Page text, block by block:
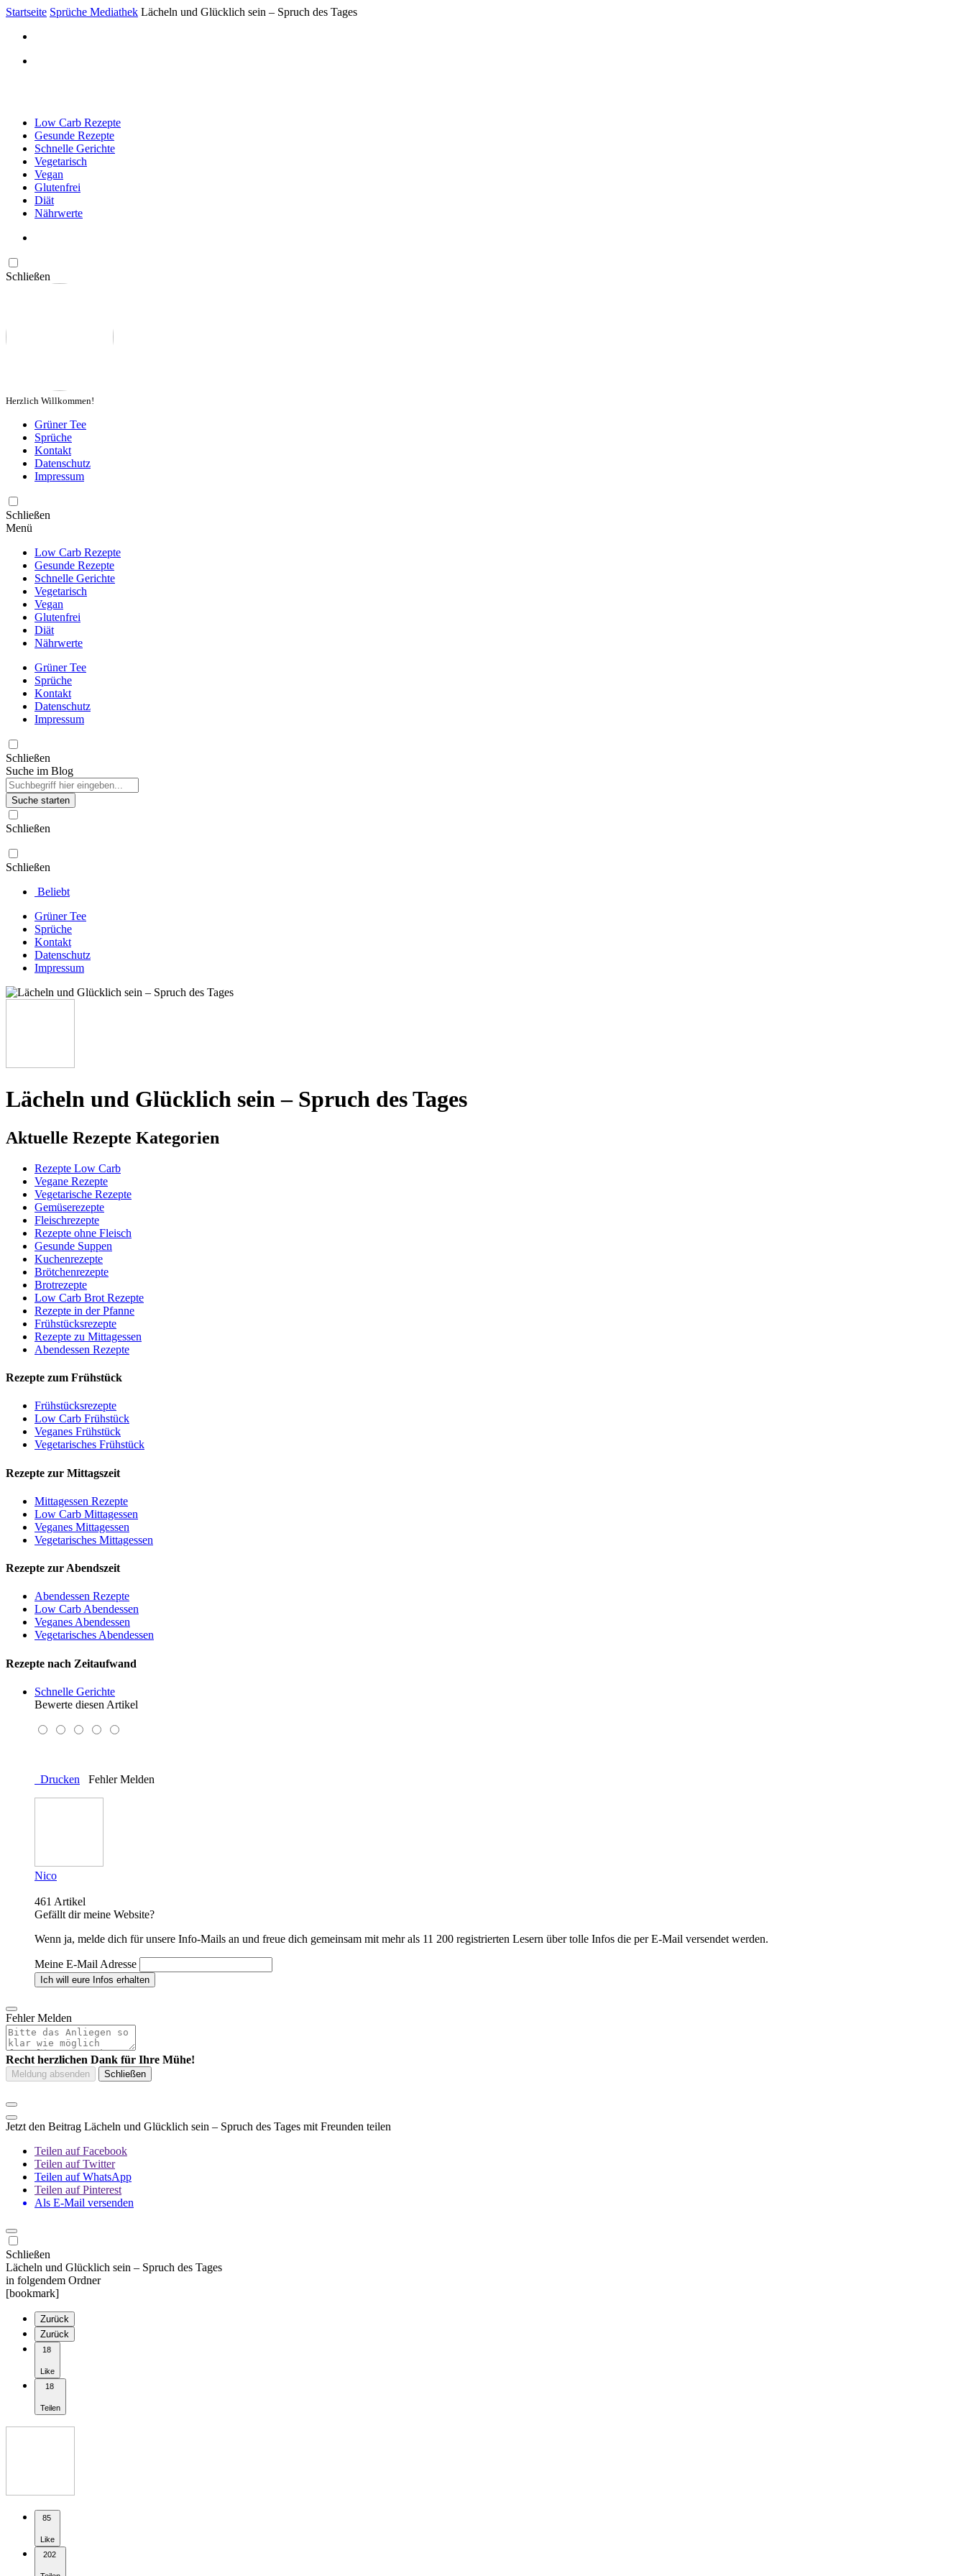
Startseite Sprüche Mediathek Lächeln und Glücklich sein – Spruch des Tages
Low Carb Rezepte
Gesunde Rezepte
Schnelle Gerichte
Vegetarisch
Vegan
Glutenfrei
Diät
Nährwerte
Schließen
Herzlich Willkommen!
Grüner Tee
Sprüche
Kontakt
Datenschutz
Impressum
Schließen
Menü
Low Carb Rezepte
Gesunde Rezepte
Schnelle Gerichte
Vegetarisch
Vegan
Glutenfrei
Diät
Nährwerte
Grüner Tee
Sprüche
Kontakt
Datenschutz
Impressum
Schließen
Suche im Blog
Suche starten
Schließen
Schließen
Beliebt
Grüner Tee
Sprüche
Kontakt
Datenschutz
Impressum
Lächeln und Glücklich sein – Spruch des Tages
Aktuelle Rezepte Kategorien
Rezepte Low Carb
Vegane Rezepte
Vegetarische Rezepte
Gemüserezepte
Fleischrezepte
Rezepte ohne Fleisch
Gesunde Suppen
Kuchenrezepte
Brötchenrezepte
Brotrezepte
Low Carb Brot Rezepte
Rezepte in der Pfanne
Frühstücksrezepte
Rezepte zu Mittagessen
Abendessen Rezepte
Rezepte zum Frühstück
Frühstücksrezepte
Low Carb Frühstück
Veganes Frühstück
Vegetarisches Frühstück
Rezepte zur Mittagszeit
Mittagessen Rezepte
Low Carb Mittagessen
Veganes Mittagessen
Vegetarisches Mittagessen
Rezepte zur Abendszeit
Abendessen Rezepte
Low Carb Abendessen
Veganes Abendessen
Vegetarisches Abendessen
Rezepte nach Zeitaufwand
Schnelle Gerichte
Bewerte diesen Artikel
Drucken Fehler Melden
Nico
461 Artikel
Gefällt dir meine Website?
Wenn ja, melde dich für unsere Info-Mails an und freue dich gemeinsam mit mehr als 11 200 registrierten Lesern über tolle Infos die per E-Mail versendet werden.
Meine E-Mail Adresse
Fehler Melden
Recht herzlichen Dank für Ihre Mühe!
Jetzt den Beitrag Lächeln und Glücklich sein – Spruch des Tages mit Freunden teilen
Teilen auf Facebook
Teilen auf Twitter
Teilen auf WhatsApp
Teilen auf Pinterest
Als E-Mail versenden
Schließen
Lächeln und Glücklich sein – Spruch des Tages
in folgendem Ordner
[bookmark]
Zurück
Zurück
18
Like
18
Teilen
85
Like
202